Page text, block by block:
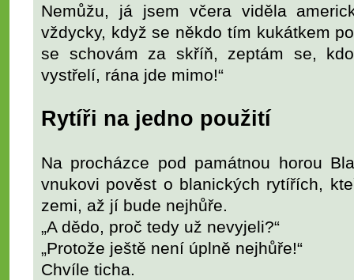
Nemůžu, já jsem včera viděla
vždycky, když se někdo tím kukátkem
se schovám za skříň, zeptám se,
vystřelí, rána jde mimo!“
Rytíři na jedno použití
Na procházce pod památnou horou
vnukovi pověst o blanických rytířích,
zemi, až jí bude nejhůře.
„A dědo, proč tedy už nevyjeli?“
„Protože ještě není úplně nejhůře!“
Chvíle ticha.